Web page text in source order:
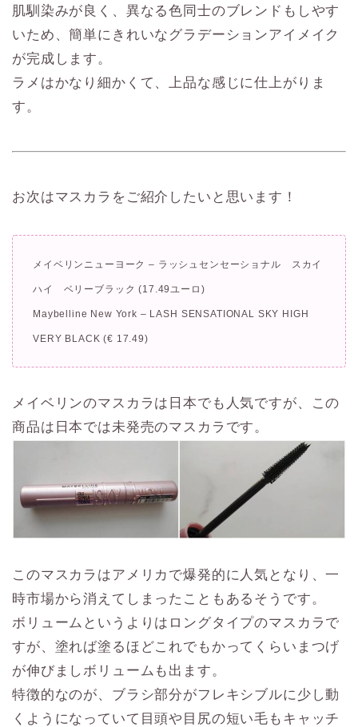
肌馴染みが良く、異なる色同士のブレンドもしやす
いため、簡単にきれいなグラデーションアイメイク
が完成します。
ラメはかなり細かくて、上品な感じに仕上がりま
す。
お次はマスカラをご紹介したいと思います！
メイベリンニューヨーク – ラッシュセンセーショナル スカイ
ハイ ベリーブラック (17.49ユーロ)
Maybelline New York – LASH SENSATIONAL SKY HIGH
VERY BLACK (€ 17.49)
メイベリンのマスカラは日本でも人気ですが、この
商品は日本では未発売のマスカラです。
このマスカラはアメリカで爆発的に人気となり、一
時市場から消えてしまったこともあるそうです。
ボリュームというよりはロングタイプのマスカラで
すが、塗れば塗るほどこれでもかってくらいまつげ
が伸びましボリュームも出ます。
特徴的なのが、ブラシ部分がフレキシブルに少し動
くようになっていて目頭や目尻の短い毛もキャッチ